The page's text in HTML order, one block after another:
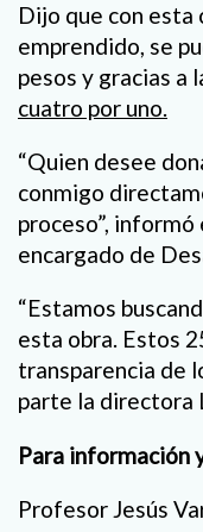
Dijo que con esta
emprendido, se
pesos y gracias a
cuatro por uno.
“Quien desee
conmigo
proceso”,
encargado de
“Estamos
esta obra. Estos
transparencia de
parte la directora
Para información
Profesor Jesús